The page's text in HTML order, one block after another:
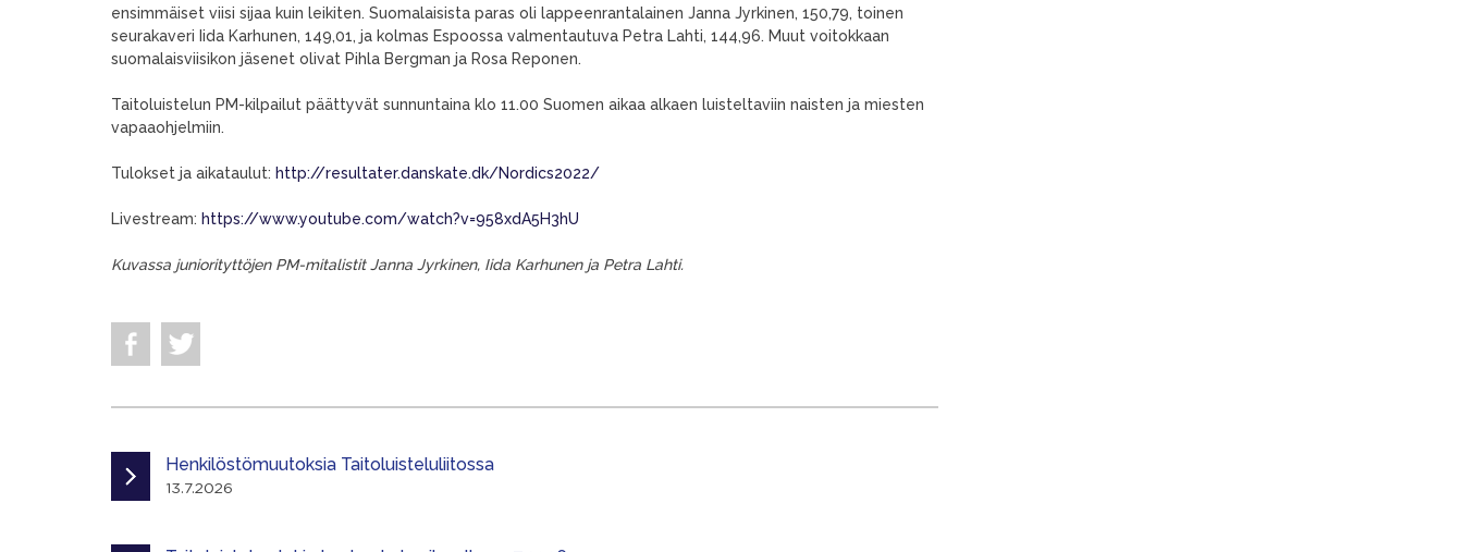
ensimmäiset viisi sijaa kuin leikiten. Suomalaisista paras oli lappeenrantalainen Janna Jyrkinen, 150,79, toinen
seurakaveri Iida Karhunen, 149,01, ja kolmas Espoossa valmentautuva Petra Lahti, 144,96. Muut voitokkaan
suomalaisviisikon jäsenet olivat Pihla Bergman ja Rosa Reponen.
Taitoluistelun PM-kilpailut päättyvät sunnuntaina klo 11.00 Suomen aikaa alkaen luisteltaviin naisten ja miesten
vapaaohjelmiin.
Tulokset ja aikataulut: http://resultater.danskate.dk/Nordics2022/
Livestream: https://www.youtube.com/watch?v=958xdA5H3hU
Kuvassa juniorityttöjen PM-mitalistit Janna Jyrkinen, Iida Karhunen ja Petra Lahti.
Henkilöstömuutoksia Taitoluisteluliitossa
13.7.2026